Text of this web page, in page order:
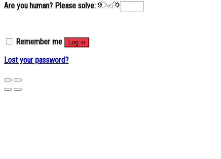
Are you human? Please solve:
Remember me Log in
Lost your password?